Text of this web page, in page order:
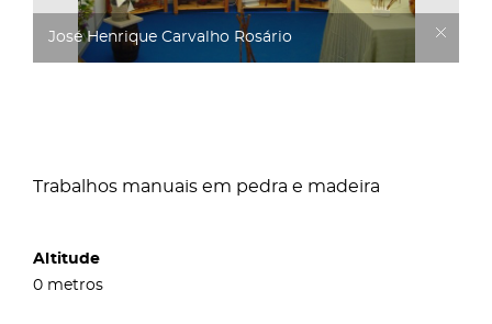
José Henrique Carvalho Rosário
Trabalhos manuais em pedra e madeira
Altitude
0 metros